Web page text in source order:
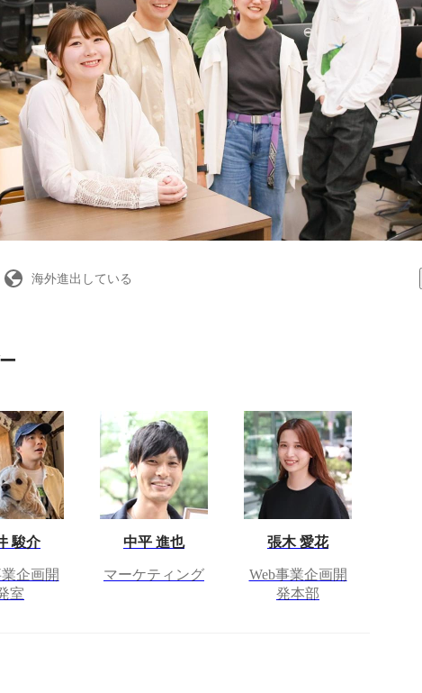
海外進出している
駿介
企画開
室
中平 進也
マーケティング
張木 愛花
Web事業企画開
発本部